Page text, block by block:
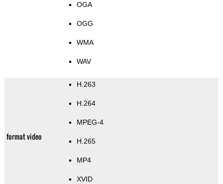
OGA
OGG
WMA
WAV
format video
H.263
H.264
MPEG-4
H.265
MP4
XVID